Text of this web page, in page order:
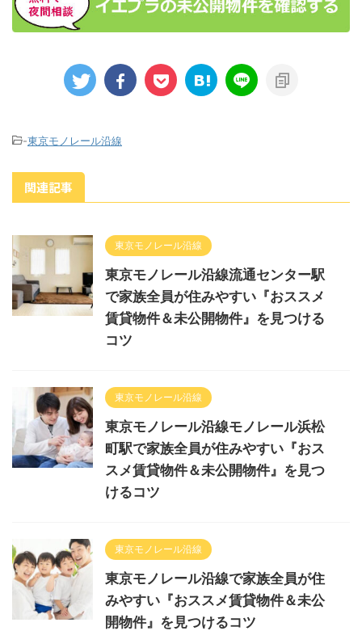
-東京モノレール沿線
関連記事
東京モノレール沿線
東京モノレール沿線流通センター駅
で家族全員が住みやすい『おススメ
賃貸物件＆未公開物件』を見つける
コツ
東京モノレール沿線
東京モノレール沿線モノレール浜松
町駅で家族全員が住みやすい『おス
スメ賃貸物件＆未公開物件』を見つ
けるコツ
東京モノレール沿線
東京モノレール沿線で家族全員が住
みやすい『おススメ賃貸物件＆未公
開物件』を見つけるコツ